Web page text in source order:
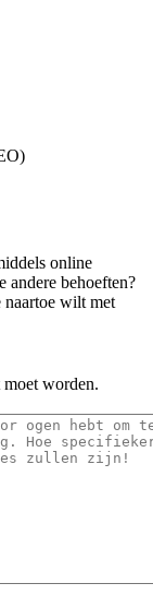
online
andere behoeften?
naartoe wilt met
worden.